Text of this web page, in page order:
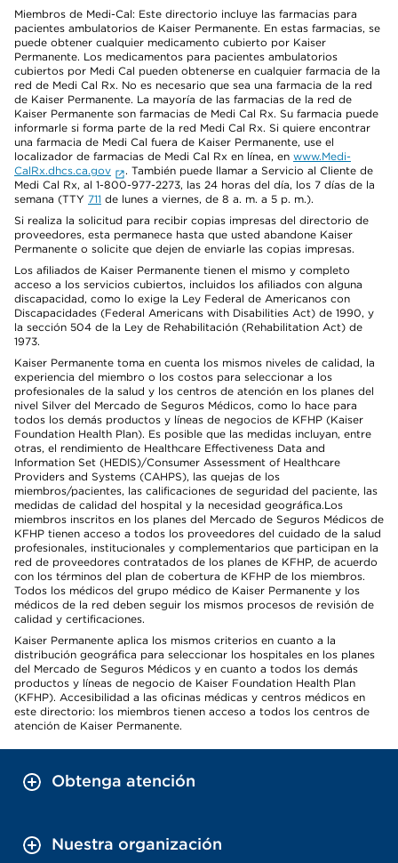
Miembros de Medi-Cal: Este directorio incluye las farmacias para
pacientes ambulatorios de Kaiser Permanente. En estas farmacias, se
puede obtener cualquier medicamento cubierto por Kaiser
Permanente. Los medicamentos para pacientes ambulatorios
cubiertos por Medi Cal pueden obtenerse en cualquier farmacia de la
red de Medi Cal Rx. No es necesario que sea una farmacia de la red
de Kaiser Permanente. La mayoría de las farmacias de la red de
Kaiser Permanente son farmacias de Medi Cal Rx. Su farmacia puede
informarle si forma parte de la red Medi Cal Rx. Si quiere encontrar
una farmacia de Medi Cal fuera de Kaiser Permanente, use el
localizador de farmacias de Medi Cal Rx en línea, en www.Medi-
CalRx.dhcs.ca.gov
. También puede llamar a Servicio al Cliente de
Medi Cal Rx, al 1-800-977-2273, las 24 horas del día, los 7 días de la
semana (TTY 711 de lunes a viernes, de 8 a. m. a 5 p. m.).
Si realiza la solicitud para recibir copias impresas del directorio de
proveedores, esta permanece hasta que usted abandone Kaiser
Permanente o solicite que dejen de enviarle las copias impresas.
Los afiliados de Kaiser Permanente tienen el mismo y completo
acceso a los servicios cubiertos, incluidos los afiliados con alguna
discapacidad, como lo exige la Ley Federal de Americanos con
Discapacidades (Federal Americans with Disabilities Act) de 1990, y
la sección 504 de la Ley de Rehabilitación (Rehabilitation Act) de
1973.
Kaiser Permanente toma en cuenta los mismos niveles de calidad, la
experiencia del miembro o los costos para seleccionar a los
profesionales de la salud y los centros de atención en los planes del
nivel Silver del Mercado de Seguros Médicos, como lo hace para
todos los demás productos y líneas de negocios de KFHP (Kaiser
Foundation Health Plan). Es posible que las medidas incluyan, entre
otras, el rendimiento de Healthcare Effectiveness Data and
Information Set (HEDIS)/Consumer Assessment of Healthcare
Providers and Systems (CAHPS), las quejas de los
miembros/pacientes, las calificaciones de seguridad del paciente, las
medidas de calidad del hospital y la necesidad geográfica.Los
miembros inscritos en los planes del Mercado de Seguros Médicos de
KFHP tienen acceso a todos los proveedores del cuidado de la salud
profesionales, institucionales y complementarios que participan en la
red de proveedores contratados de los planes de KFHP, de acuerdo
con los términos del plan de cobertura de KFHP de los miembros.
Todos los médicos del grupo médico de Kaiser Permanente y los
médicos de la red deben seguir los mismos procesos de revisión de
calidad y certificaciones.
Kaiser Permanente aplica los mismos criterios en cuanto a la
distribución geográfica para seleccionar los hospitales en los planes
del Mercado de Seguros Médicos y en cuanto a todos los demás
productos y líneas de negocio de Kaiser Foundation Health Plan
(KFHP). Accesibilidad a las oficinas médicas y centros médicos en
este directorio: los miembros tienen acceso a todos los centros de
atención de Kaiser Permanente.
Obtenga atención
Nuestra organización